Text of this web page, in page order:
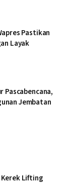
Pastikan
Layak
Jembatan
Kerek Lifting